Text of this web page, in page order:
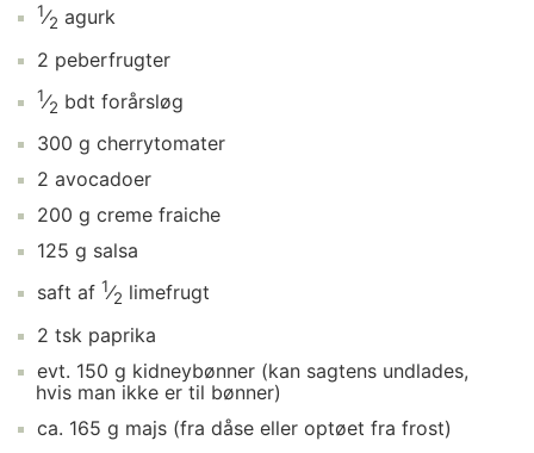
1⁄2 agurk
2 peberfrugter
1⁄2 bdt forårsløg
300 g cherrytomater
2 avocadoer
200 g creme fraiche
125 g salsa
saft af 1⁄2 limefrugt
2 tsk paprika
evt. 150 g kidneybønner (kan sagtens undlades,
hvis man ikke er til bønner)
ca. 165 g majs (fra dåse eller optøet fra frost)